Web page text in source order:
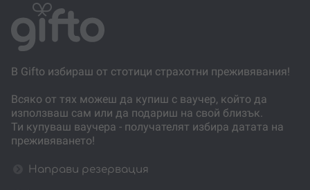
В Gifto избираш от стотици страхотни преживявания!
Всяко от тях можеш да купиш с ваучер, който да
използваш сам или да подариш на свой близък.
Ти купуваш ваучера - получателят избира датата на
преживяването!
Направи резервация